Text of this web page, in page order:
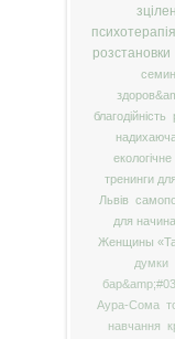
психотерапія
розстановки
благодійність
тренинги
Львів
для
Женщины
думки
Аура-Сома
навчання